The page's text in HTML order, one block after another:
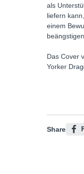
als
liefern
einem
Das Cover
Yorker
Share